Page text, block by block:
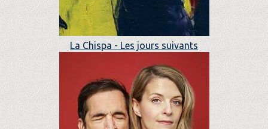
La Chispa - Les jours suivants